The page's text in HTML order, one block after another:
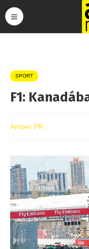
SPORT
F1:
Amber PR